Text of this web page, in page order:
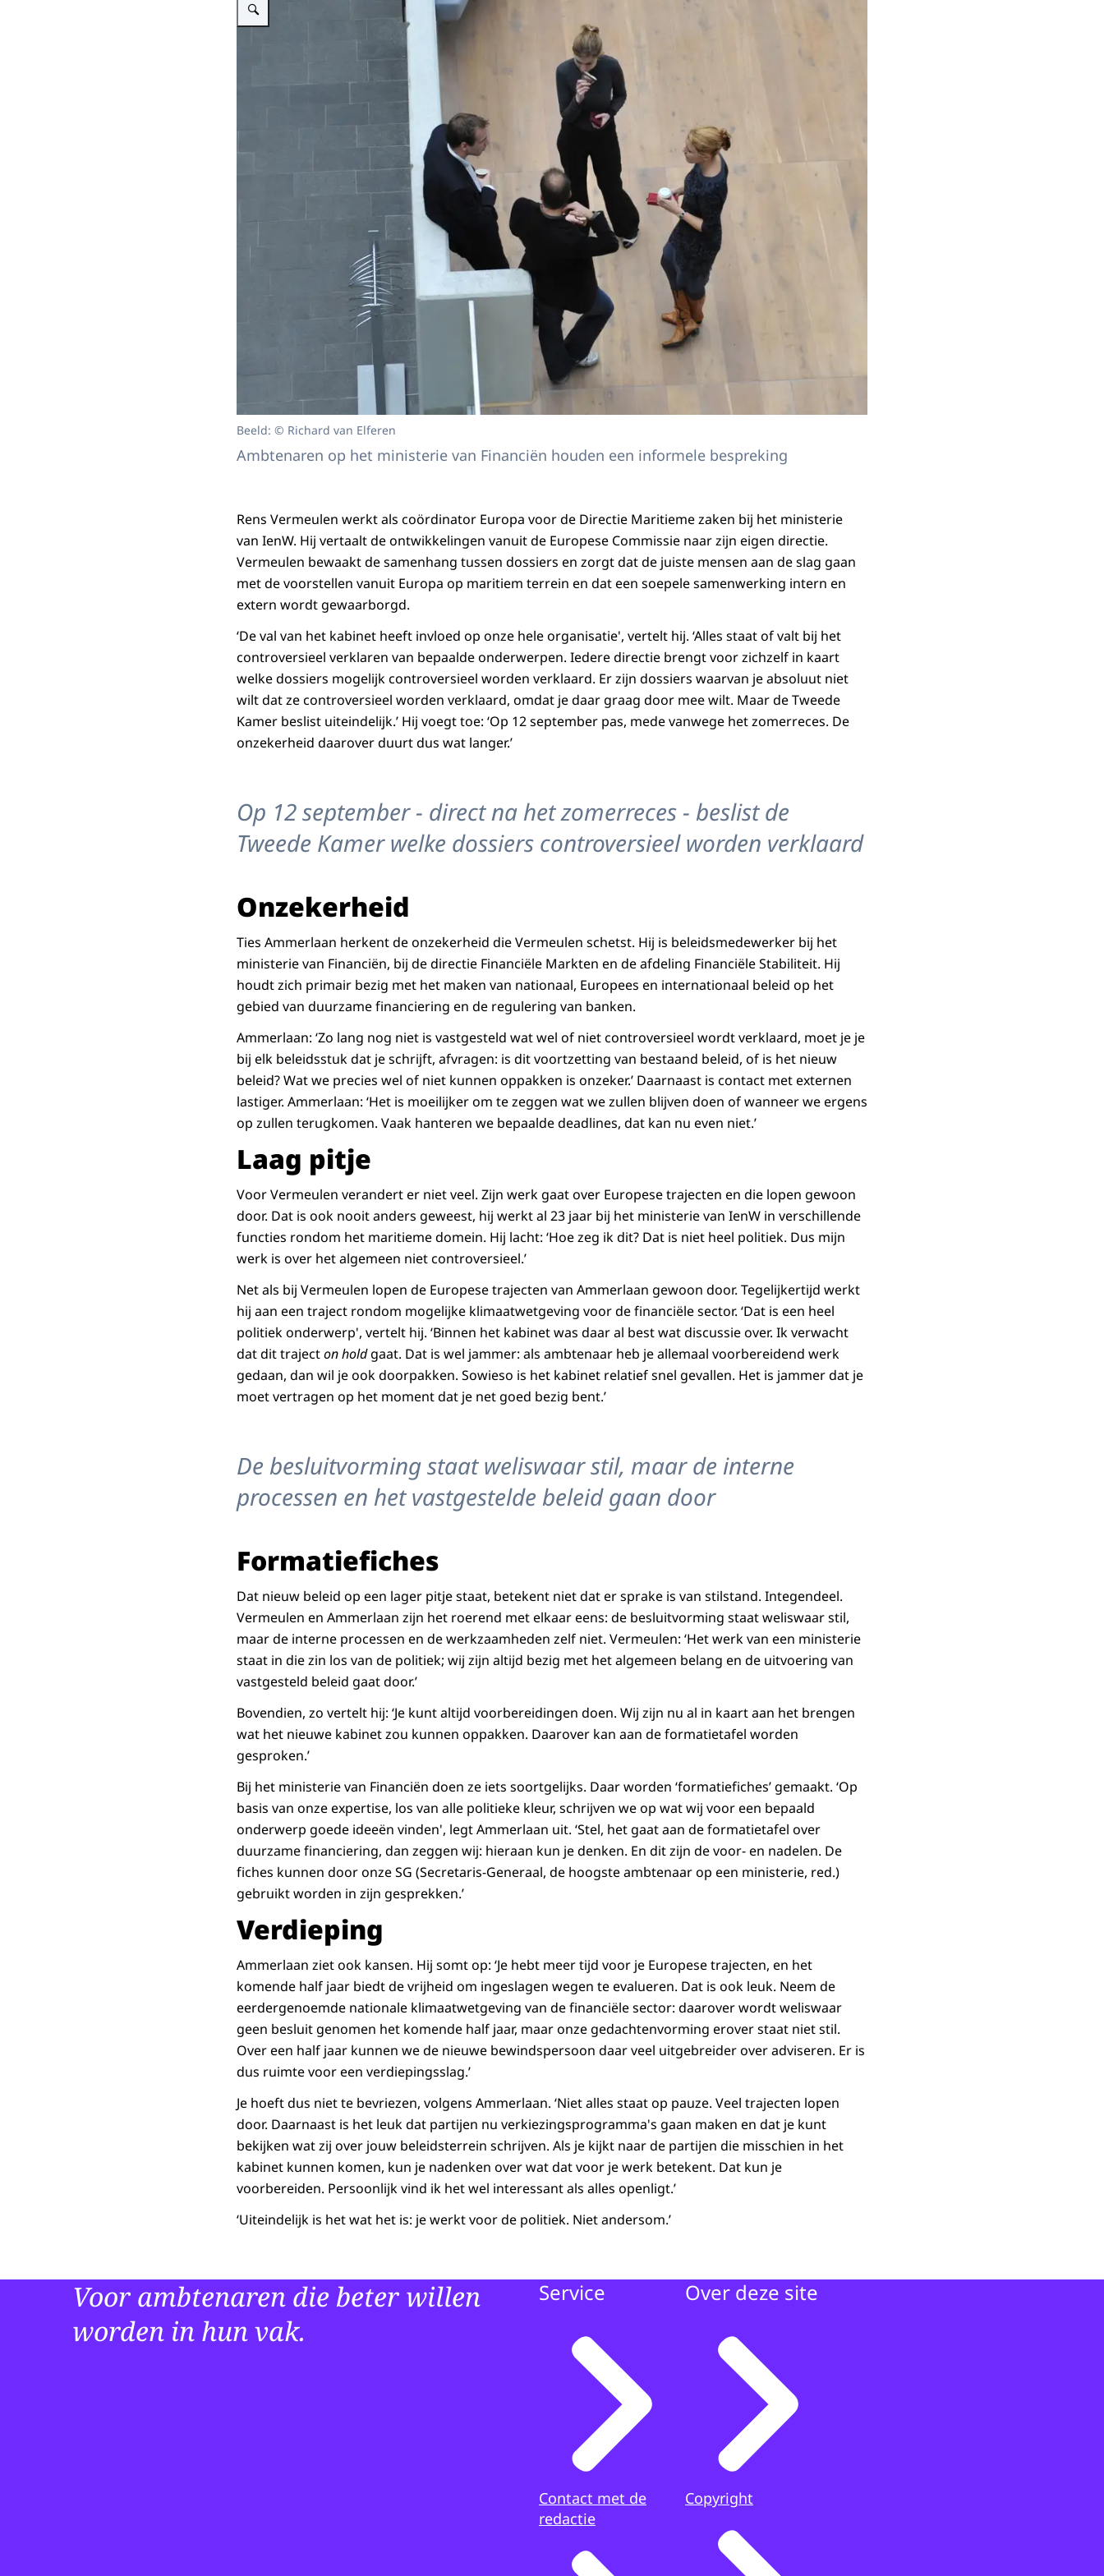
Beeld: © Richard van Elferen
Ambtenaren op het ministerie van Financiën houden een informele bespreking
Rens Vermeulen werkt als coördinator Europa voor de Directie Maritieme zaken bij het ministerie
van IenW. Hij vertaalt de ontwikkelingen vanuit de Europese Commissie naar zijn eigen directie.
Vermeulen bewaakt de samenhang tussen dossiers en zorgt dat de juiste mensen aan de slag gaan
met de voorstellen vanuit Europa op maritiem terrein en dat een soepele samenwerking intern en
extern wordt gewaarborgd.
‘De val van het kabinet heeft invloed op onze hele organisatie', vertelt hij. ‘Alles staat of valt bij het
controversieel verklaren van bepaalde onderwerpen. Iedere directie brengt voor zichzelf in kaart
welke dossiers mogelijk controversieel worden verklaard. Er zijn dossiers waarvan je absoluut niet
wilt dat ze controversieel worden verklaard, omdat je daar graag door mee wilt. Maar de Tweede
Kamer beslist uiteindelijk.’ Hij voegt toe: ‘Op 12 september pas, mede vanwege het zomerreces. De
onzekerheid daarover duurt dus wat langer.’
Op 12 september - direct na het zomerreces - beslist de
Tweede Kamer welke dossiers controversieel worden verklaard
Onzekerheid
Ties Ammerlaan herkent de onzekerheid die Vermeulen schetst. Hij is beleidsmedewerker bij het
ministerie van Financiën, bij de directie Financiële Markten en de afdeling Financiële Stabiliteit. Hij
houdt zich primair bezig met het maken van nationaal, Europees en internationaal beleid op het
gebied van duurzame financiering en de regulering van banken.
Ammerlaan: ‘Zo lang nog niet is vastgesteld wat wel of niet controversieel wordt verklaard, moet je je
bij elk beleidsstuk dat je schrijft, afvragen: is dit voortzetting van bestaand beleid, of is het nieuw
beleid? Wat we precies wel of niet kunnen oppakken is onzeker.’ Daarnaast is contact met externen
lastiger. Ammerlaan: ‘Het is moeilijker om te zeggen wat we zullen blijven doen of wanneer we ergens
op zullen terugkomen. Vaak hanteren we bepaalde deadlines, dat kan nu even niet.’
Laag pitje
Voor Vermeulen verandert er niet veel. Zijn werk gaat over Europese trajecten en die lopen gewoon
door. Dat is ook nooit anders geweest, hij werkt al 23 jaar bij het ministerie van IenW in verschillende
functies rondom het maritieme domein. Hij lacht: ‘Hoe zeg ik dit? Dat is niet heel politiek. Dus mijn
werk is over het algemeen niet controversieel.’
Net als bij Vermeulen lopen de Europese trajecten van Ammerlaan gewoon door. Tegelijkertijd werkt
hij aan een traject rondom mogelijke klimaatwetgeving voor de financiële sector. ‘Dat is een heel
politiek onderwerp', vertelt hij. ‘Binnen het kabinet was daar al best wat discussie over. Ik verwacht
dat dit trajecton holdgaat. Dat is wel jammer: als ambtenaar heb je allemaal voorbereidend werk
gedaan, dan wil je ook doorpakken. Sowieso is het kabinet relatief snel gevallen. Het is jammer dat je
moet vertragen op het moment dat je net goed bezig bent.’
De besluitvorming staat weliswaar stil, maar de interne
processen en het vastgestelde beleid gaan door
Formatiefiches
Dat nieuw beleid op een lager pitje staat, betekent niet dat er sprake is van stilstand. Integendeel.
Vermeulen en Ammerlaan zijn het roerend met elkaar eens: de besluitvorming staat weliswaar stil,
maar de interne processen en de werkzaamheden zelf niet. Vermeulen: ‘Het werk van een ministerie
staat in die zin los van de politiek; wij zijn altijd bezig met het algemeen belang en de uitvoering van
vastgesteld beleid gaat door.’
Bovendien, zo vertelt hij: ‘Je kunt altijd voorbereidingen doen. Wij zijn nu al in kaart aan het brengen
wat het nieuwe kabinet zou kunnen oppakken. Daarover kan aan de formatietafel worden
gesproken.’
Bij het ministerie van Financiën doen ze iets soortgelijks. Daar worden ‘formatiefiches’ gemaakt. ‘Op
basis van onze expertise, los van alle politieke kleur, schrijven we op wat wij voor een bepaald
onderwerp goede ideeën vinden', legt Ammerlaan uit. ‘Stel, het gaat aan de formatietafel over
duurzame financiering, dan zeggen wij: hieraan kun je denken. En dit zijn de voor- en nadelen. De
fiches kunnen door onze SG (Secretaris-Generaal, de hoogste ambtenaar op een ministerie, red.)
gebruikt worden in zijn gesprekken.’
Verdieping
Ammerlaan ziet ook kansen. Hij somt op: ‘Je hebt meer tijd voor je Europese trajecten, en het
komende half jaar biedt de vrijheid om ingeslagen wegen te evalueren. Dat is ook leuk. Neem de
eerdergenoemde nationale klimaatwetgeving van de financiële sector: daarover wordt weliswaar
geen besluit genomen het komende half jaar, maar onze gedachtenvorming erover staat niet stil.
Over een half jaar kunnen we de nieuwe bewindspersoon daar veel uitgebreider over adviseren. Er is
dus ruimte voor een verdiepingsslag.’
Je hoeft dus niet te bevriezen, volgens Ammerlaan. ‘Niet alles staat op pauze. Veel trajecten lopen
door. Daarnaast is het leuk dat partijen nu verkiezingsprogramma's gaan maken en dat je kunt
bekijken wat zij over jouw beleidsterrein schrijven. Als je kijkt naar de partijen die misschien in het
kabinet kunnen komen, kun je nadenken over wat dat voor je werk betekent. Dat kun je
voorbereiden. Persoonlijk vind ik het wel interessant als alles openligt.’
‘Uiteindelijk is het wat het is: je werkt voor de politiek. Niet andersom.’
Voor ambtenaren die beter willen
worden in hun vak.
Service
Contact met de
redactie
Over deze site
Copyright